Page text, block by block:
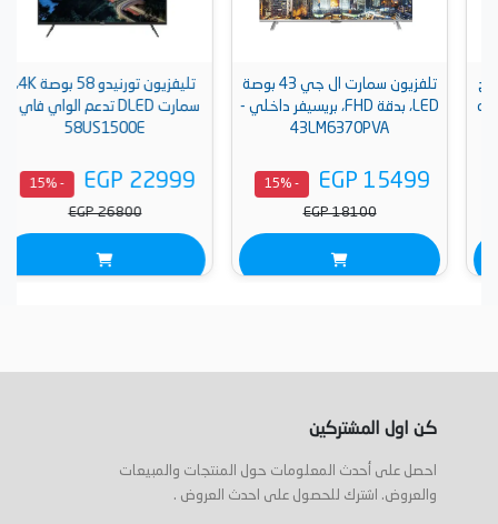
تلفزيون سمارت ال جي 43 بوصة
LED، بدقة FHD، بريسيفر داخلي -
43LM6370PVA
EGP 15499
- 15%
EGP 18100
تليفزيون تورنيدو 58 بوصة 4K،
سمارت DLED تدعم الواي فاي -
58US1500E
EGP 22999
- 15%
EGP 26800
كن اول المشتركين
احصل على أحدث المعلومات حول المنتجات والمبيعات
والعروض. اشترك للحصول على احدث العروض .